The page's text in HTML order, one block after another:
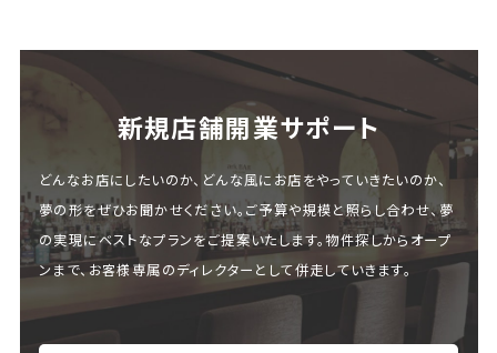
新規店舗開業サポート
どんなお店にしたいのか、どんな風にお店をやっていきたいのか、
夢の形をぜひお聞かせください。ご予算や規模と照らし合わせ、夢
の実現にベストなプランをご提案いたします。物件探しからオープ
ンまで、お客様専属のディレクターとして併走していきます。